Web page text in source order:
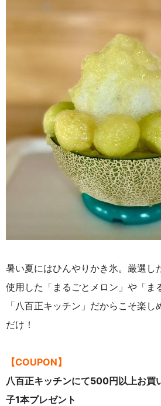
暑い夏にはひんやりかき氷。厳選し
使用した「まるごとメロン」や「ま
「八百正キッチン」だからこそ楽
だけ！
【COUPON】
八百正キッチンにて500円以上お買
子1本プレゼント